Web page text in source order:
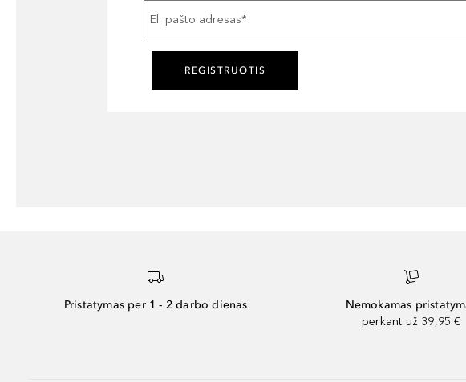
El. pašto adresas*
REGISTRUOTIS
Pristatymas per 1 - 2 darbo dienas
Nemokamas
perkant už 39,95 €